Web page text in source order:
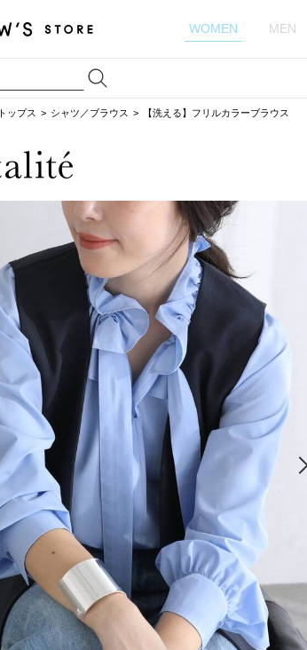
WOMEN MEN
トップス シャツ／ブラウス 【洗える】フリルカラーブラウス